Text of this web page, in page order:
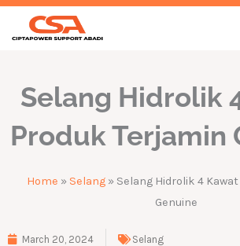
Skip
Selang Hidrolik
Produk Terjamin
Home » Selang» Selang Hidrolik 4
Genuine
March 20, 2024 Selang